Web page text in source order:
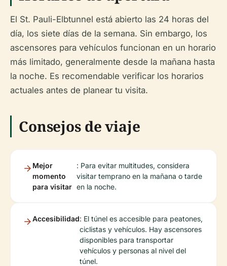
El St. Pauli-Elbtunnel está abierto las 24 horas del
día, los siete días de la semana. Sin embargo, los
ascensores para vehículos funcionan en un horario
más limitado, generalmente desde la mañana hasta
la noche. Es recomendable verificar los horarios
actuales antes de planear tu visita.
Consejos de viaje
Mejor
momento
para visitar
: Para evitar multitudes, considera
visitar temprano en la mañana o tarde
en la noche.
Accesibilidad: El túnel es accesible para peatones,
ciclistas y vehículos. Hay ascensores
disponibles para transportar
vehículos y personas al nivel del
túnel.